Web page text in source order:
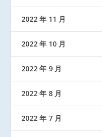
2022 年 11 月
2022 年 10 月
2022 年 9 月
2022 年 8 月
2022 年 7 月